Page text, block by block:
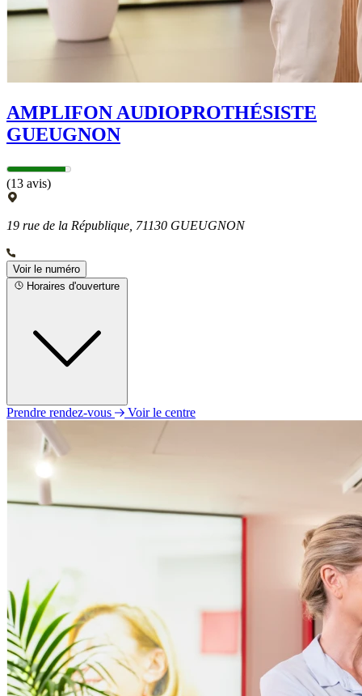
AMPLIFON AUDIOPROTHÉSISTE
GUEUGNON
(13 avis)
19 rue de la République, 71130 GUEUGNON
Voir le numéro
Horaires d'ouverture
Lundi
09h00 - 12h30
14h00 - 18h00
09h00 - 12h30
14h00 - 18h00
14h00 - 18h00
Vendredi
09h00 - 12h30
14h00 - 18h00
Samedi
Fermé
Dimanche
Fermé
Prendre rendez-vous Voir le centre